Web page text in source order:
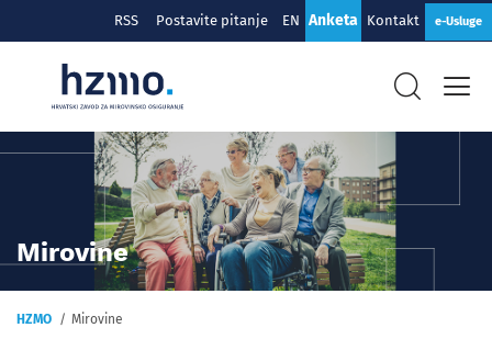
RSS Postavite pitanje EN Anketa Kontakt e-Usluge
Mirovine
HZMO Mirovine